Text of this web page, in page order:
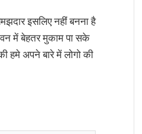
इसलिए नहीं बनना है
में बेहतर मुकाम पा सके
हमे अपने बारे में लोगो की